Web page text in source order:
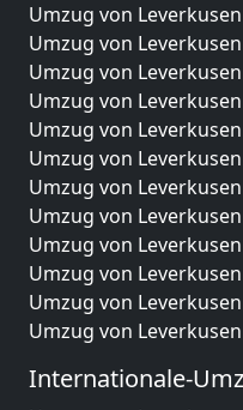
Umzug von
Umzug von
Umzug von
Umzug von
Umzug von
Umzug von
Umzug von
Umzug von
Umzug von
Umzug von
Umzug von
Umzug von
Internationale-